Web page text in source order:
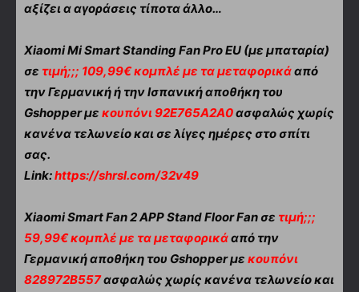
αξίζει α αγοράσεις τίποτα άλλο…
Xiaomi Mi Smart Standing Fan Pro EU (με μπαταρία)
σε τιμή;;; 109,99€ κομπλέ με τα μεταφορικάαπό
την Γερμανική ή την Ισπανική αποθήκη του
Gshopper με κουπόνι 92E765A2A0ασφαλώς χωρίς
κανένα τελωνείο και σε λίγες ημέρες στο σπίτι
σας.
Link:https://shrsl.com/32v49
Xiaomi Smart Fan 2 APP Stand Floor Fan σε τιμή;;;
59,99€ κομπλέ με τα μεταφορικάαπό την
Γερμανική αποθήκη του Gshopper με κουπόνι
828972B557ασφαλώς χωρίς κανένα τελωνείο και